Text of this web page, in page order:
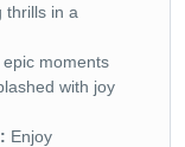
thrills in a
moments
with joy
Enjoy